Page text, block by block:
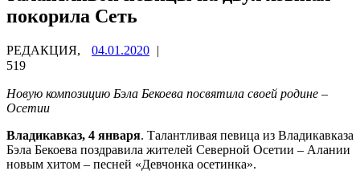
покорила Сеть
РЕДАКЦИЯ, 04.01.2020 |
519
Новую композицию Бэла Бекоева посвятила своей родине –
Осетии
Владикавказ, 4 января. Талантливая певица из Владикавказа
Бэла Бекоева поздравила жителей Северной Осетии – Алании
новым хитом – песней «Девчонка осетинка».